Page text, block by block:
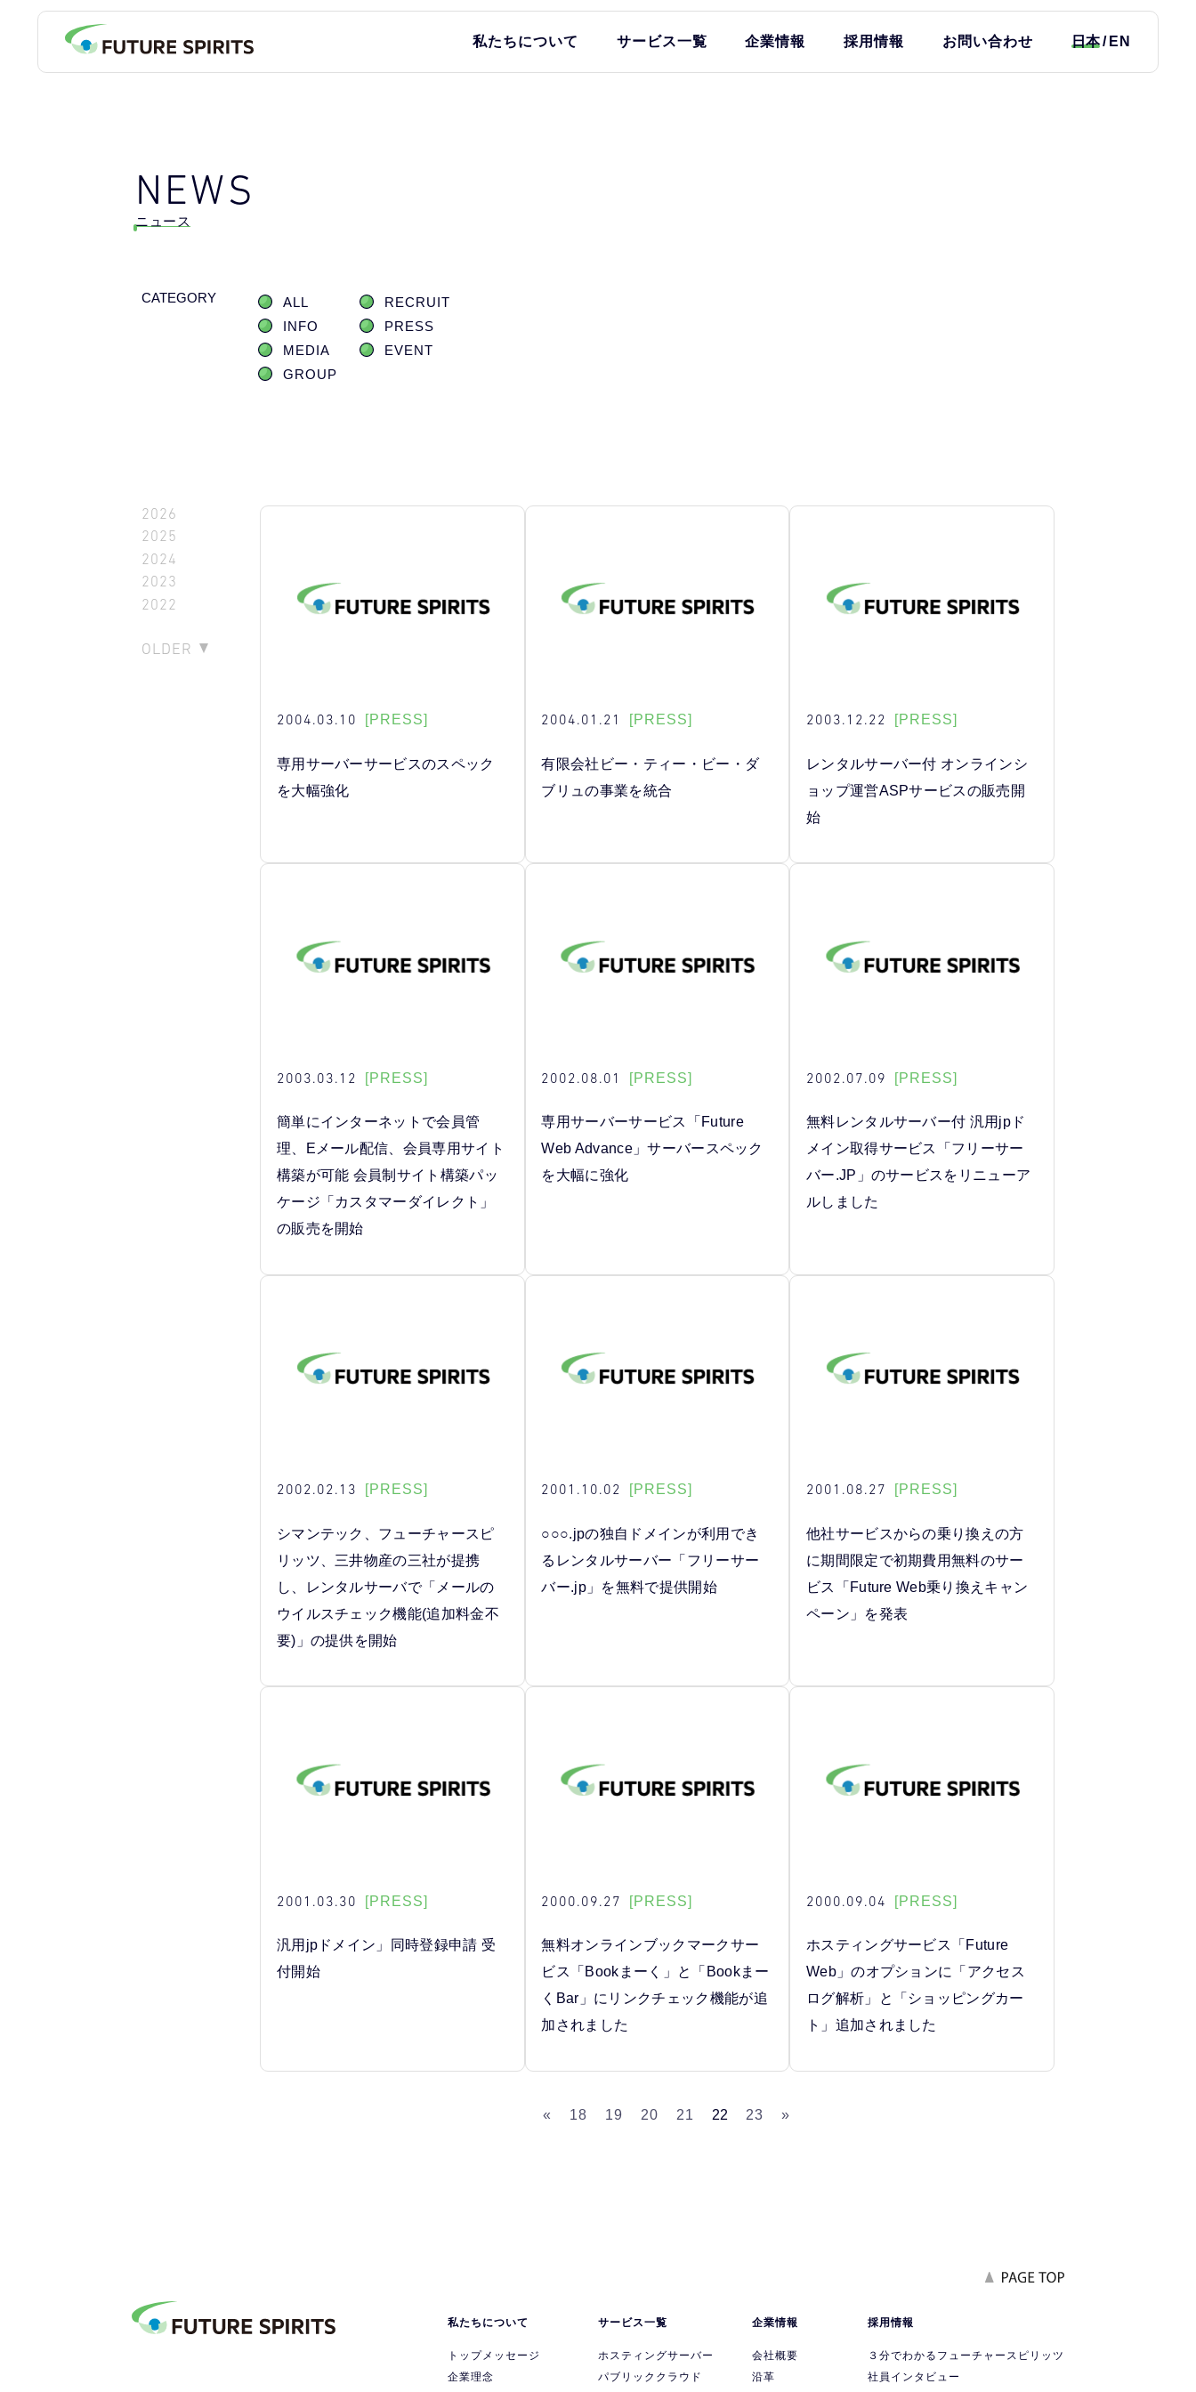
私たちについて サービス一覧 企業情報 採用情報 お問い合わせ 日本 EN
NEWS
ニュース
CATEGORY ALL
RECRUIT
INFO
PRESS
MEDIA
EVENT
GROUP
2026
2025
2024
2023
2022
OLDER
2004.03.10 [PRESS]
専用サーバーサービスのスペック
を大幅強化
2004.01.21 [PRESS]
有限会社ビー・ティー・ビー・ダ
ブリュの事業を統合
2003.12.22 [PRESS]
レンタルサーバー付 オンラインシ
ョップ運営ASPサービスの販売開
始
2003.03.12 [PRESS]
簡単にインターネットで会員管
理、Eメール配信、会員専用サイト
構築が可能 会員制サイト構築パッ
ケージ「カスタマーダイレクト」
の販売を開始
2002.08.01 [PRESS]
専用サーバーサービス「Future
Web Advance」サーバースペック
を大幅に強化
2002.07.09 [PRESS]
無料レンタルサーバー付 汎用jpド
メイン取得サービス「フリーサー
バー.JP」のサービスをリニューア
ルしました
2002.02.13 [PRESS]
シマンテック、フューチャースピ
リッツ、三井物産の三社が提携
し、レンタルサーバで「メールの
ウイルスチェック機能(追加料金不
要)」の提供を開始
2001.10.02 [PRESS]
○○○.jpの独自ドメインが利用でき
るレンタルサーバー「フリーサー
バー.jp」を無料で提供開始
2001.08.27 [PRESS]
他社サービスからの乗り換えの方
に期間限定で初期費用無料のサー
ビス「Future Web乗り換えキャン
ペーン」を発表
2001.03.30 [PRESS]
汎用jpドメイン」同時登録申請 受
付開始
2000.09.27 [PRESS]
無料オンラインブックマークサー
ビス「Bookまーく」と「Bookまー
くBar」にリンクチェック機能が追
加されました
2000.09.04 [PRESS]
ホスティングサービス「Future
Web」のオプションに「アクセス
ログ解析」と「ショッピングカー
ト」追加されました
« 18 19 20 21 22 23 »
私たちについて
トップメッセージ
企業理念
サービス一覧
ホスティングサーバー
パブリッククラウド
企業情報
会社概要
沿革
採用情報
３分でわかるフューチャースピリッツ
社員インタビュー